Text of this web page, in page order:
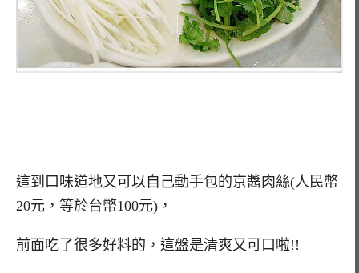
這到口味道地又可以自己動手包的京醬肉絲(人民幣
20元，等於台幣100元)，
前面吃了很多好料的，這盤是清爽又可口啦!!